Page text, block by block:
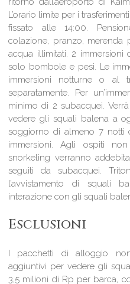
L’orario limite per i
fissato alle 14:00.
colazione, pranzo, merenda
acqua illimitati. 2
solo bombole e pesi. Le
immersioni notturne o al
separatamente. Per
minimo di 2 subacquei.
vedere gli squali balena a
soggiorno di almeno 7 notti
immersioni. Agli ospiti
snorkeling verranno
seguiti da subacquei.
l’avvistamento di squali
interazione con gli squali
Esclusioni
I pacchetti di alloggio
aggiuntivi per vedere gli
3,5 milioni di Rp per barca,